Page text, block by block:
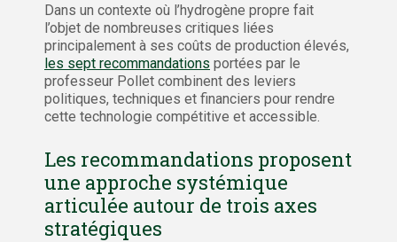
Dans un contexte où l’hydrogène propre fait
l’objet de nombreuses critiques liées
principalement à ses coûts de production élevés,
les sept recommandations portées par le
professeur Pollet combinent des leviers
politiques, techniques et financiers pour rendre
cette technologie compétitive et accessible.
Les recommandations proposent
une approche systémique
articulée autour de trois axes
stratégiques